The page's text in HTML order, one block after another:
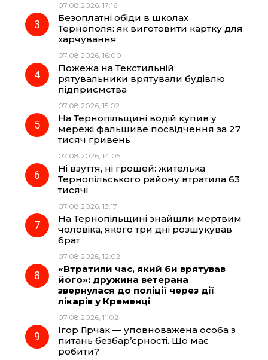
k
a
m
07.08.2026, 17:16
Безоплатні обіди в школах
Тернополя: як виготовити картку для
харчування
07.08.2026, 16:00
Пожежа на Текстильній:
рятувальники врятували будівлю
підприємства
07.08.2026, 15:02
На Тернопільщині водій купив у
мережі фальшиве посвідчення за 27
тисяч гривень
07.08.2026, 14:05
Ні взуття, ні грошей: жителька
Тернопільського району втратила 63
тисячі
07.08.2026, 13:17
На Тернопільщині знайшли мертвим
чоловіка, якого три дні розшукував
брат
07.08.2026, 12:02
«Втратили час, який би врятував
його»: дружина ветерана
звернулася до поліції через дії
лікарів у Кременці
07.08.2026, 11:02
Ігор Гірчак — уповноважена особа з
питань безбар’єрності. Що має
робити?